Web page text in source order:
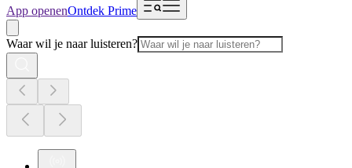
App openenOntdek Prime
Waar wil je naar luisteren?